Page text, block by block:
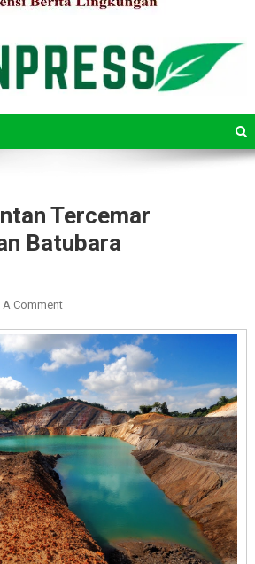
Tercemar
Batubara
A CommentOn
Di
Kalimantan
Tercemar
Pertambangan
Batubara